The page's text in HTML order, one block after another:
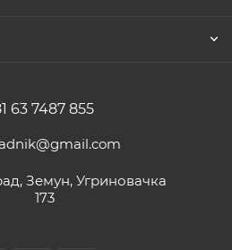
63 7487 855
Земун, Угриновачка
173